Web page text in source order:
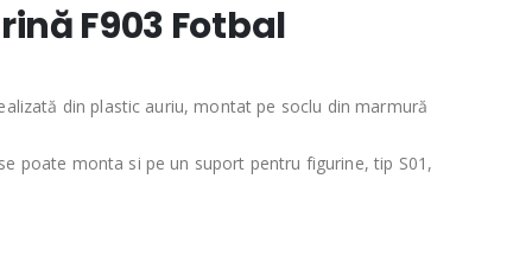
F903 Fotbal
din plastic auriu, montat pe soclu din marmură
poate monta si pe un suport pentru figurine, tip S01,